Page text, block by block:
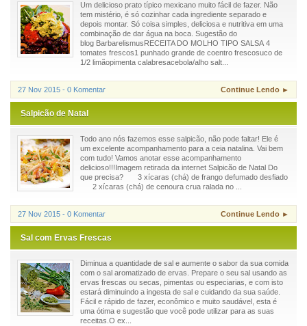
Um delicioso prato típico mexicano muito fácil de fazer. Não
tem mistério, é só cozinhar cada ingrediente separado e
depois montar. Só coisa simples, deliciosa e nutritiva em uma
combinação de dar água na boca. Sugestão do
blog BarbarelismusRECEITA DO MOLHO TIPO SALSA 4
tomates frescos1 punhado grande de coentro frescosuco de
1/2 limãopimenta calabresacebola/alho salt...
27 Nov 2015 - 0 Komentar Continue Lendo ►
Salpicão de Natal
Todo ano nós fazemos esse salpicão, não pode faltar! Ele é
um excelente acompanhamento para a ceia natalina. Vai bem
com tudo! Vamos anotar esse acompanhamento
delicioso!!!Imagem retirada da internet Salpicão de Natal Do
que precisa? 3 xícaras (chá) de frango defumado desfiado
2 xícaras (chá) de cenoura crua ralada no ...
27 Nov 2015 - 0 Komentar Continue Lendo ►
Sal com Ervas Frescas
Diminua a quantidade de sal e aumente o sabor da sua comida
com o sal aromatizado de ervas. Prepare o seu sal usando as
ervas frescas ou secas, pimentas ou especiarias, e com isto
estará diminuindo a ingesta de sal e cuidando da sua saúde.
Fácil e rápido de fazer, econômico e muito saudável, esta é
uma ótima e sugestão que você pode utilizar para as suas
receitas.O ex...